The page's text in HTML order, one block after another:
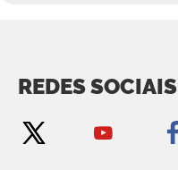
REDES SOCIAIS